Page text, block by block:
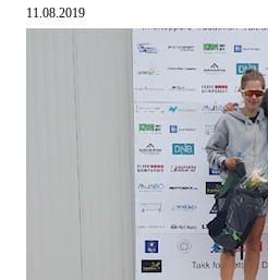
11.08.2019